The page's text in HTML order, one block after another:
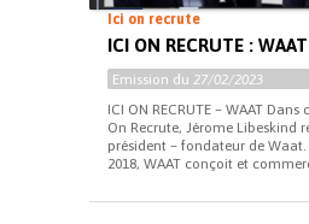
Ici on recrute
ICI ON RECRUTE : WAAT
Emission du 27/02/2023
ICI ON RECRUTE – WAAT
On Recrute, Jérome Libeskind
président – fondateur de Waat.
2018, WAAT conçoit et